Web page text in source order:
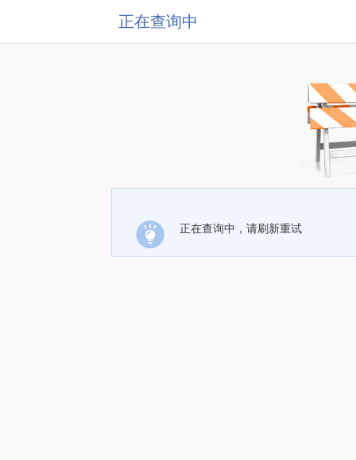
正在查询中
正在查询中，请刷新重试